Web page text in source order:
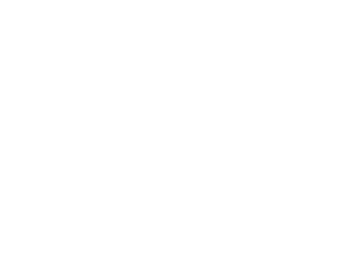
on
es